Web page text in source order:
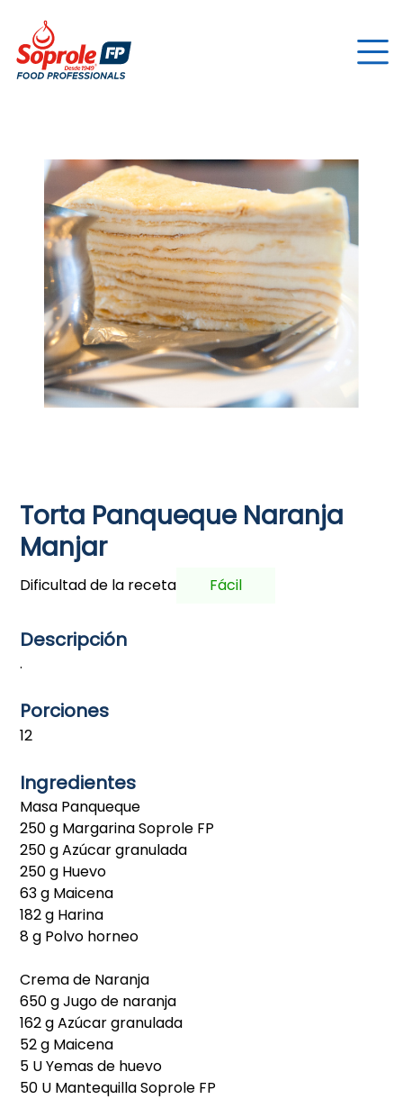
Torta Panqueque Naranja
Manjar
Dificultad de la receta Fácil
Descripción
.
Porciones
12
Ingredientes
Masa Panqueque
250 g Margarina Soprole FP
250 g Azúcar granulada
250 g Huevo
63 g Maicena
182 g Harina
8 g Polvo horneo
Crema de Naranja
650 g Jugo de naranja
162 g Azúcar granulada
52 g Maicena
5 U Yemas de huevo
50 U Mantequilla Soprole FP